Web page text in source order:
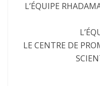
L’ÉQUIPE
LE CENTRE DE